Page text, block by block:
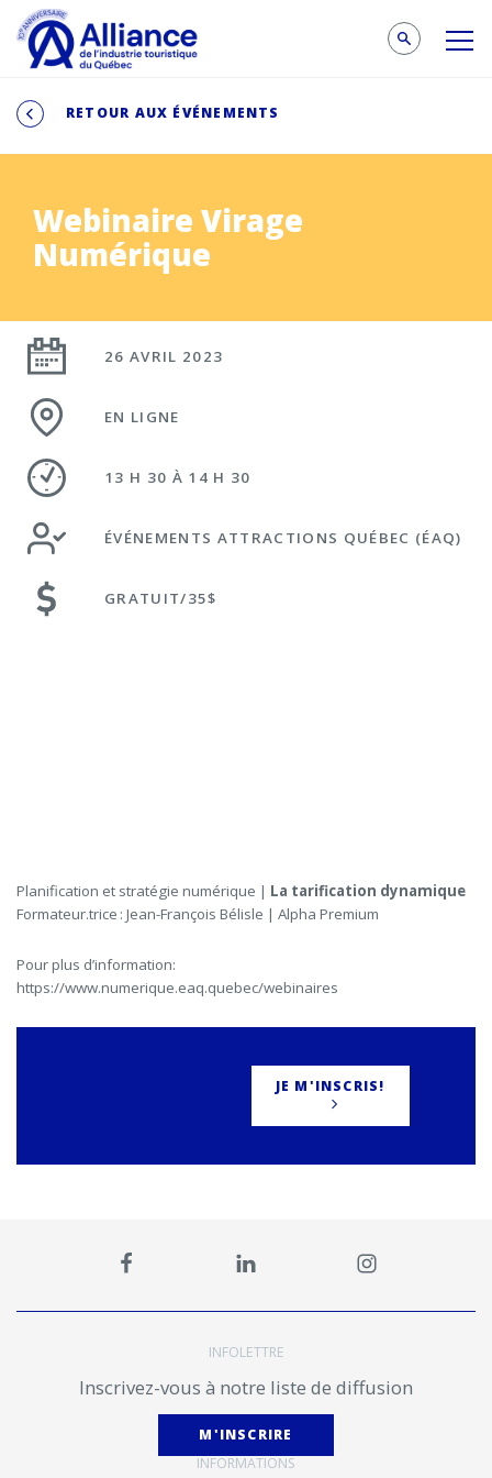
RETOUR AUX ÉVÉNEMENTS
Webinaire Virage
Numérique
26 AVRIL 2023
EN LIGNE
13 H 30 À 14 H 30
ÉVÉNEMENTS ATTRACTIONS QUÉBEC (ÉAQ)
GRATUIT/35$
Planification et stratégie numérique | La tarification dynamique
Formateur.trice : Jean-François Bélisle | Alpha Premium
Pour plus d’information:
https://www.numerique.eaq.quebec/webinaires
JE M'INSCRIS!
INFOLETTRE
Inscrivez-vous à notre liste de diffusion
M'INSCRIRE
INFORMATIONS